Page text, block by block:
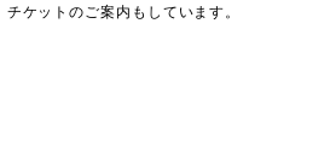
ケットのご案内もしています。